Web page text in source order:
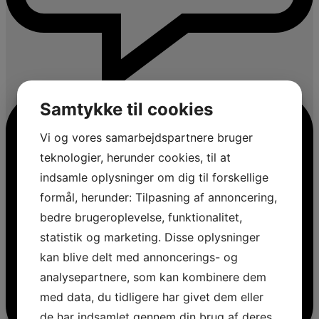
Samtykke til cookies
Vi og vores samarbejdspartnere bruger
teknologier, herunder cookies, til at
indsamle oplysninger om dig til forskellige
formål, herunder: Tilpasning af annoncering,
bedre brugeroplevelse, funktionalitet,
statistik og marketing. Disse oplysninger
kan blive delt med annoncerings- og
analysepartnere, som kan kombinere dem
med data, du tidligere har givet dem eller